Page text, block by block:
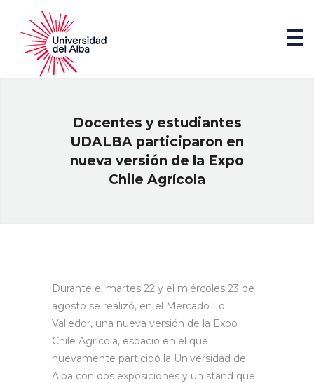
Docentes y estudiantes
UDALBA participaron en
nueva versión de la Expo
Chile Agrícola
Durante el martes 22 y el miércoles 23 de
agosto se realizó, en el Mercado Lo
Valledor, una nueva versión de la Expo
Chile Agrícola, espacio en el que
nuevamente participó la Universidad del
Alba con dos exposiciones y un stand que